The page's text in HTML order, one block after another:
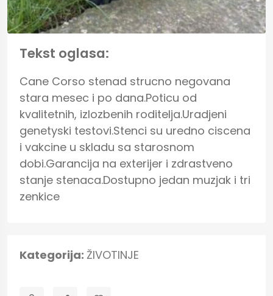
Tekst oglasa:
Cane Corso stenad strucno negovana
stara mesec i po dana.Poticu od
kvalitetnih, izlozbenih roditelja.Uradjeni
genetyski testovi.Stenci su uredno ciscena
i vakcine u skladu sa starosnom
dobi.Garancija na exterijer i zdrastveno
stanje stenaca.Dostupno jedan muzjak i tri
zenkice
Kategorija: ŽIVOTINJE